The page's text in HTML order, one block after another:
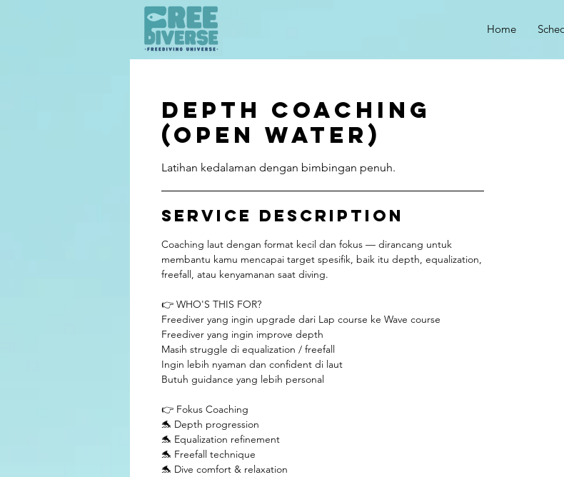
Home
Depth Coaching
(Open Water)
Latihan kedalaman dengan bimbingan penuh.
Service Description
Coaching laut dengan format kecil dan fokus — dirancang untuk
membantu kamu mencapai target spesifik, baik itu depth, equalization,
freefall, atau kenyamanan saat diving.
👉 WHO'S THIS FOR?
Freediver yang ingin upgrade dari Lap course ke Wave course
Freediver yang ingin improve depth
Masih struggle di equalization / freefall
Ingin lebih nyaman dan confident di laut
Butuh guidance yang lebih personal
👉 Fokus Coaching
🐬 Depth progression
🐬 Equalization refinement
🐬 Freefall technique
🐬 Dive comfort & relaxation